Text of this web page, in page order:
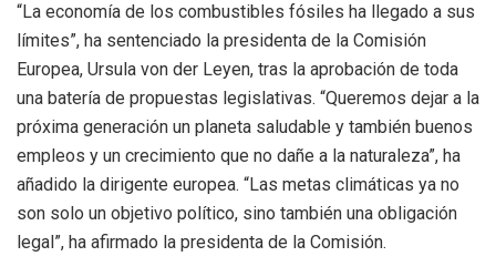
“La economía de los combustibles fósiles ha llegado a sus
límites”, ha sentenciado la presidenta de la Comisión
Europea, Ursula von der Leyen, tras la aprobación de toda
una batería de propuestas legislativas. “Queremos dejar a la
próxima generación un planeta saludable y también buenos
empleos y un crecimiento que no dañe a la naturaleza”, ha
añadido la dirigente europea. “Las metas climáticas ya no
son solo un objetivo político, sino también una obligación
legal”, ha afirmado la presidenta de la Comisión.